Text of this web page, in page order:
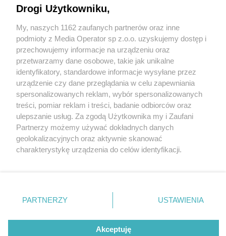
dziewczyny koktajlami Mołotowa. Dlatego, że…
odebrano mu kluczyki
5 / 7
Wymysłów. Podpalenie
samochodów przy ulicy
Ogrodowej. Podejrzany
mieszkaniec Piekar Śląskich.
9 listopada 2025.
Wydawca mediów lokalnych
Nie zapomnij
zapoznać się z:
polityką prywatności
Twojemiasto
Piekary Śląskie
Chorzów
Tarnowskie Góry
Gliwice
Skontakuj sięz nami
Kontakt
Redakcja
Newsletter
Drogi Użytkowniku,
My, naszych 1162 zaufanych partnerów oraz inne
podmioty z Media Operator sp z.o.o. uzyskujemy dostęp i
przechowujemy informacje na urządzeniu oraz
przetwarzamy dane osobowe, takie jak unikalne
identyfikatory, standardowe informacje wysyłane przez
urządzenie czy dane przeglądania w celu zapewniania
spersonalizowanych reklam, wybór spersonalizowanych
treści, pomiar reklam i treści, badanie odbiorców oraz
ulepszanie usług. Za zgodą Użytkownika my i Zaufani
Partnerzy możemy używać dokładnych danych
geolokalizacyjnych oraz aktywnie skanować
charakterystykę urządzenia do celów identyfikacji.
zmienić/wycofać klikając przycisk ustawień prywatności
znajdujący się w lewym dolnym rogu strony
rodzaje przetwarzania danych nie wymagają zgody
użytkownika, ale masz prawo sprzeciwić się takiemu
PARTNERZY USTAWIENIA
Akceptuję